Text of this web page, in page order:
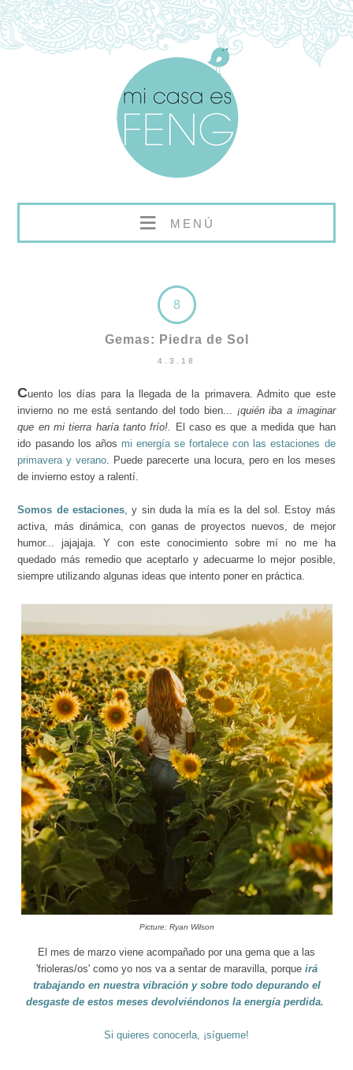
≡ MENÚ
8
Gemas: Piedra de Sol
4.3.18
Cuento los días para la llegada de la primavera. Admito que este
invierno no me está sentando del todo bien... ¡quién iba a imaginar
que en mi tierra haría tanto frío!.
El caso es que a medida que han
ido pasando los años mi energía se fortalece con las estaciones de
primavera y verano. Puede parecerte una locura, pero en los meses
de invierno estoy a ralentí.
Somos de estaciones, y sin duda la mía es la del sol . Estoy más
activa, más dinámica, con ganas de proyectos nuevos, de mejor
humor... jajajaja. Y con este conocimiento sobre mí no me ha
quedado más remedio que aceptarlo y adecuarme lo mejor posible,
siempre utilizando algunas ideas que intento poner en práctica.
Picture: Ryan Wilson
El mes de marzo viene acompañado por una gema que a las
'frioleras/os' como yo nos va a sentar de maravilla, porque irá
trabajando en nuestra vibración y sobre todo depurando el
desgaste de estos meses devolviéndonos la energía perdida.
Si quieres conocerla, ¡sígueme!